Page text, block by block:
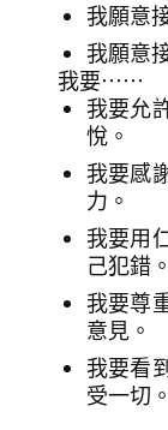
我願意
我願意
我要⋯⋯
我要允
悅。
我要感
力。
我要用
己犯錯。
我要尊
意見。
我要看
受一切。